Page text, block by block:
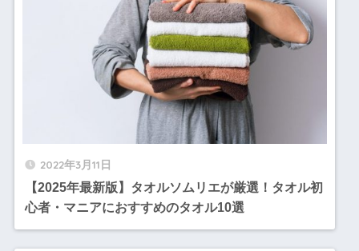
2022年3月11日
【2025年最新版】タオルソムリエが厳選！タオル初
心者・マニアにおすすめのタオル10選